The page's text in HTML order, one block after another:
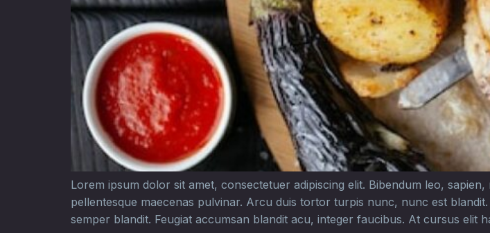
Lorem ipsum dolor sit amet, consectetuer adipiscing elit. Bibendum leo,
pellentesque maecenas pulvinar. Arcu duis tortor turpis nunc, nunc est
semper blandit. Feugiat accumsan blandit acu, integer faucibus. At cursus elit